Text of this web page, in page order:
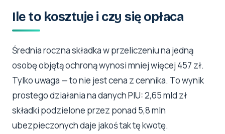
Ile to kosztuje i czy się opłaca
Średnia roczna składka w przeliczeniu na jedną
osobę objętą ochroną wynosi mniej więcej 457 zł.
Tylko uwaga — to nie jest cena z cennika. To wynik
prostego działania na danych PIU: 2,65 mld zł
składki podzielone przez ponad 5,8 mln
ubezpieczonych daje jakoś tak tę kwotę.